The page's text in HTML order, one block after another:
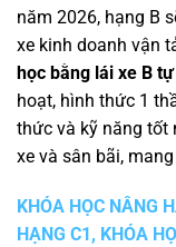
năm 2026, hạng B
xe kinh doanh vận
học bằng lái xe B
hoạt, hình thức 1
thức và kỹ năng tốt
xe và sân bãi,
KHÓA HỌC NÂNG
HẠNG C1, KHÓA